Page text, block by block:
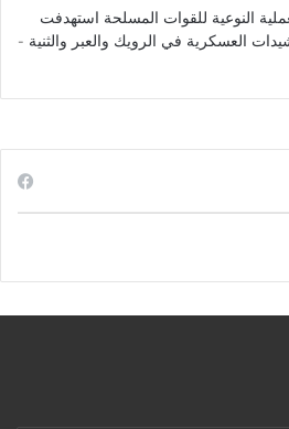
النوعية للقوات المسلحة استهدفت
العسكرية في الرويك والعبر والثنية